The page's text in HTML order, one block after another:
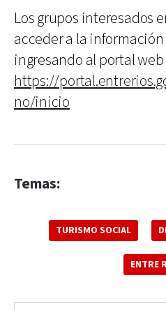
Los grupos interesados
acceder a la
ingresando al portal
https://
no/inicio
Temas:
TURISMO SOCIAL
ENTRE